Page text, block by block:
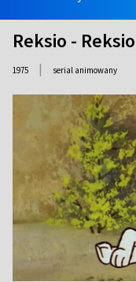
Reksio -
1975 | serial animowany